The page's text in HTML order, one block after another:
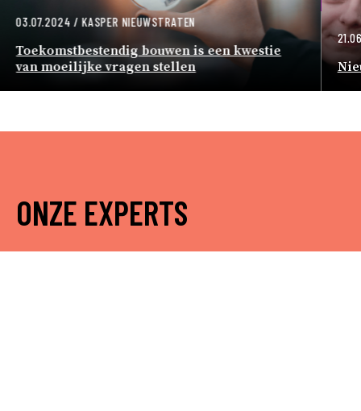
03.07.2024 /KASPER NIEUWSTRATEN
Toekomstbestendig bouwen is een kwestie
van moeilijke vragen stellen
ONZE EXPERTS